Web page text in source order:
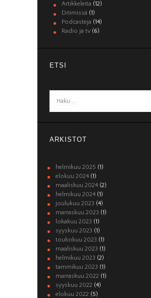
Artikkeleita (12)
Driimissä (1)
Podcasteja (14)
Radio ja tv (6)
ETSI
ARKISTOT
helmikuu 2025 (1)
elokuu 2024 (1)
maaliskuu 2024 (2)
helmikuu 2024 (1)
joulukuu 2023 (4)
marraskuu 2023 (1)
lokakuu 2023 (1)
syyskuu 2023 (1)
toukokuu 2023 (1)
maaliskuu 2023 (1)
helmikuu 2023 (2)
tammikuu 2023 (1)
marraskuu 2022 (1)
syyskuu 2022 (4)
elokuu 2022 (5)